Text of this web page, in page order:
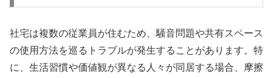
社宅は複数の従業員が住むため、騒音問題や共有スペース
の使用方法を巡るトラブルが発生することがあります。特
に、生活習慣や価値観が異なる人々が同居する場合、摩擦